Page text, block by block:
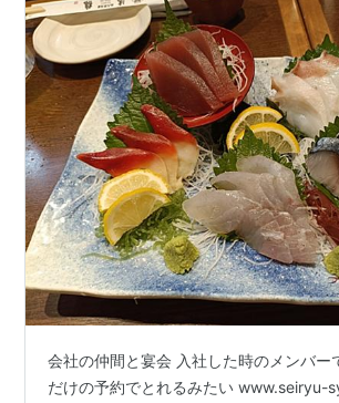
会社の仲間と宴会 入社した時のメンバー
だけの予約でとれるみたい www.seiryu-